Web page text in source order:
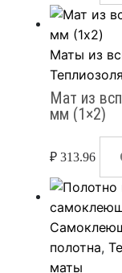
Маты из
Мат из
мм (1×2)
₽ 313.96
полотна,
маты